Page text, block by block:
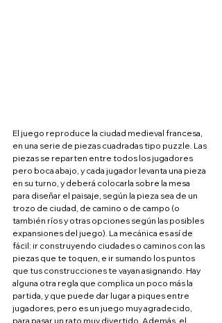
El juego reproduce la ciudad medieval francesa,
en una serie de piezas cuadradas tipo puzzle. Las
piezas se reparten entre todos los jugadores
pero boca abajo, y cada jugador levanta una pieza
en su turno, y deberá colocarla sobre la mesa
para diseñar el paisaje, según la pieza sea de un
trozo de ciudad, de camino o de campo (o
también ríos y otras opciones según las posibles
expansiones del juego). La mecánica es así de
fácil: ir construyendo ciudades o caminos con las
piezas que te toquen, e ir sumando los puntos
que tus construcciones te vayan asignando. Hay
alguna otra regla que complica un poco más la
partida, y que puede dar lugar a piques entre
jugadores, pero es un juego muy agradecido,
para pasar un rato muy divertido. Además, el